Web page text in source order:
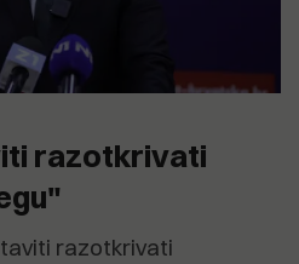
razotkrivati
razotkrivati